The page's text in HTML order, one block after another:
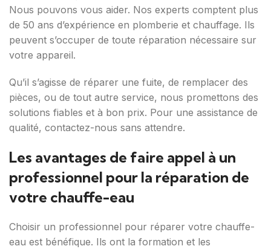
Nous pouvons vous aider. Nos experts comptent plus
de 50 ans d’expérience en plomberie et chauffage. Ils
peuvent s’occuper de toute réparation nécessaire sur
votre appareil.
Qu’il s’agisse de réparer une fuite, de remplacer des
pièces, ou de tout autre service, nous promettons des
solutions fiables et à bon prix. Pour une assistance de
qualité, contactez-nous sans attendre.
Les avantages de faire appel à un
professionnel pour la réparation de
votre chauffe-eau
Choisir un professionnel pour réparer votre chauffe-
eau est bénéfique. Ils ont la formation et les